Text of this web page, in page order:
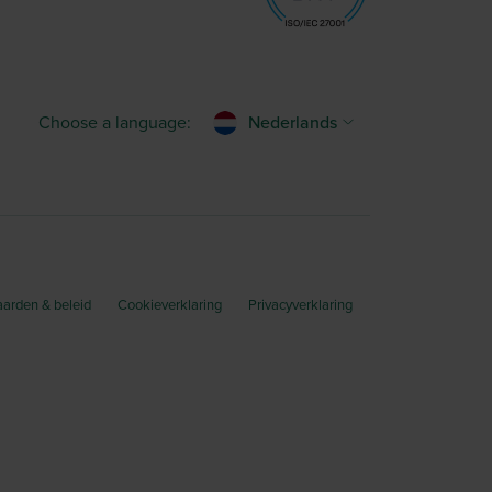
Choose a language: Nederlands
& beleid Cookieverklaring Privacyverklaring